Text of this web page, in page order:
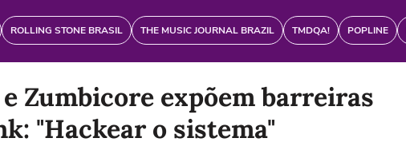
ROLLING STONE BRASIL THE MUSIC JOURNAL BRAZIL TMDQA! POPLINE
Zumbicore expõem barreiras
"Hackear o sistema"